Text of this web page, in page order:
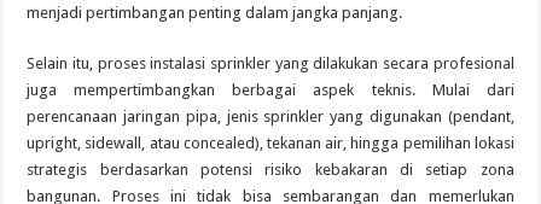
menjadi pertimbangan penting dalam jangka panjang.
Selain itu, proses instalasi sprinkler yang dilakukan secara profesional
juga mempertimbangkan berbagai aspek teknis. Mulai dari
perencanaan jaringan pipa, jenis sprinkler yang digunakan (pendant,
upright, sidewall, atau concealed), tekanan air, hingga pemilihan lokasi
strategis berdasarkan potensi risiko kebakaran di setiap zona
bangunan. Proses ini tidak bisa sembarangan dan memerlukan